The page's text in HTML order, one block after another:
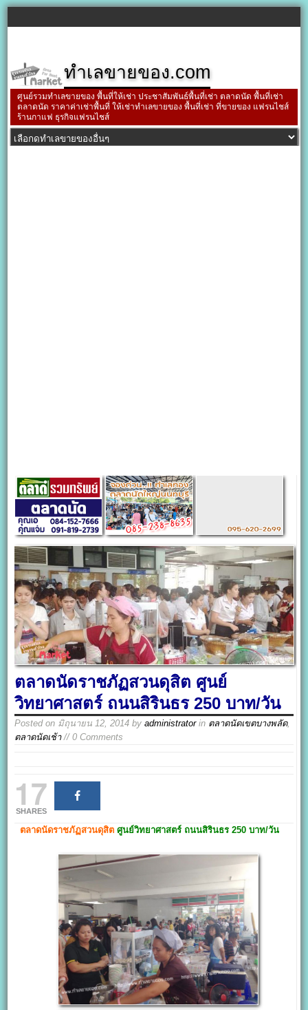
ทำเลขายของ.com
ศูนย์รวมทำเลขายของ พื้นที่ให้เช่า ประชาสัมพันธ์พื้นที่เช่า ตลาดนัด พื้นที่เช่า
ตลาดนัด ราคาค่าเช่าพื้นที่ ให้เช่าทำเลขายของ พื้นที่เช่า ที่ขายของ แฟรนไชส์
ร้านกาแฟ ธุรกิจแฟรนไชส์
ตลาดนัดราชภัฏสวนดุสิต ศูนย์
วิทยาศาสตร์ ถนนสิรินธร 250 บาท/วัน
Posted on มิถุนายน 12, 2014 byadministratorin ตลาดนัดเขตบางพลัด,
ตลาดนัดเช้า// 0 Comments
17
SHARES
ตลาดนัดราชภัฏสวนดุสิต ศูนย์วิทยาศาสตร์ ถนนสิรินธร 250 บาท/วัน